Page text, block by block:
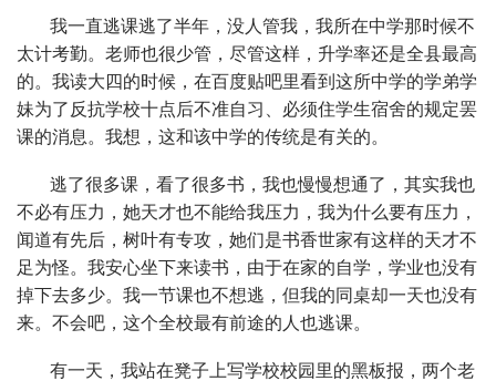
我一直逃课逃了半年，没人管我，我所在中学那时候不
太计考勤。老师也很少管，尽管这样，升学率还是全县最高
的。我读大四的时候，在百度贴吧里看到这所中学的学弟学
妹为了反抗学校十点后不准自习、必须住学生宿舍的规定罢
课的消息。我想，这和该中学的传统是有关的。
逃了很多课，看了很多书，我也慢慢想通了，其实我也
不必有压力，她天才也不能给我压力，我为什么要有压力，
闻道有先后，树叶有专攻，她们是书香世家有这样的天才不
足为怪。我安心坐下来读书，由于在家的自学，学业也没有
掉下去多少。我一节课也不想逃，但我的同桌却一天也没有
来。不会吧，这个全校最有前途的人也逃课。
有一天，我站在凳子上写学校校园里的黑板报，两个老